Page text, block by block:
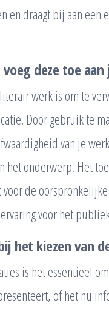
en draagt bij aan een
deze toe
werk is om te
Door gebruik te
van je
onderwerp. Het
de
voor het
het kiezen van
is het essentieel
of het nu